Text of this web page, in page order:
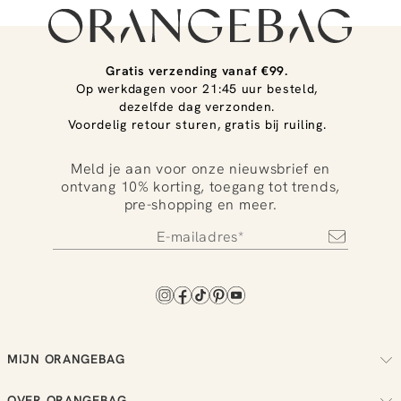
Gratis verzending vanaf €99.
Op werkdagen voor 21:45 uur besteld,
dezelfde dag verzonden.
Voordelig retour sturen, gratis bij ruiling.
Meld je aan voor onze nieuwsbrief en
ontvang 10% korting, toegang tot trends,
pre-shopping en meer.
MIJN ORANGEBAG